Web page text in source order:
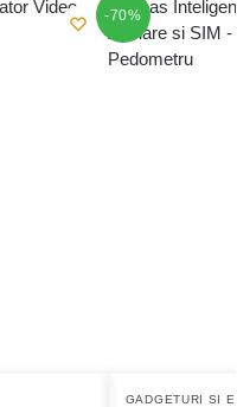
-70%
GADGETURI SI